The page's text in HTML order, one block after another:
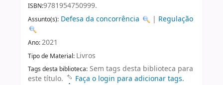
ISBN:9781954750999.
Assunto(s): Defesa da concorrência | Regulação
Ano:2021
Tipo de Material: Livros
Tags desta biblioteca: Sem tags desta biblioteca para
este título.
Faça o login para adicionar tags.